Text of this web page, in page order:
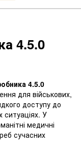
4.5.0
4.5.0
для військових,
доступу до
У
медичні
сучасних